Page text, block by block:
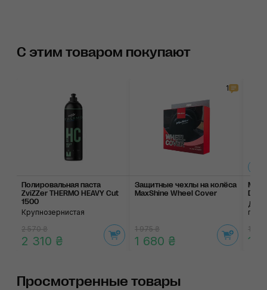
С этим товаром покупают
Полировальная паста
ZviZZer THERMO HEAVY Cut
1500
Крупнозернистая
2 570 ₴
2 310 ₴
1
Защитные чехлы на колёса
MaxShine Wheel Cover
1 975 ₴
1 680 ₴
Для
120 ₴
Просмотренные товары